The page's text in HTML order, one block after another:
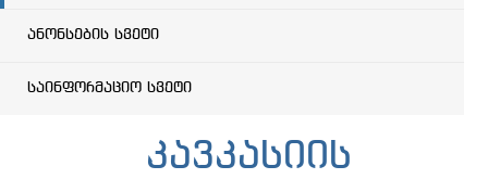
ანონსების სვეტი
საინფორმაციო სვეტი
კავკასიის